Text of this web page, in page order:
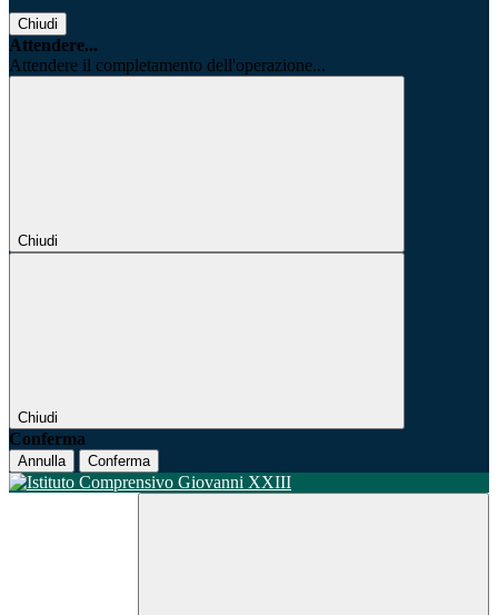
Chiudi
Attendere...
Attendere il completamento dell'operazione...
Chiudi
Chiudi
Conferma
Annulla Conferma